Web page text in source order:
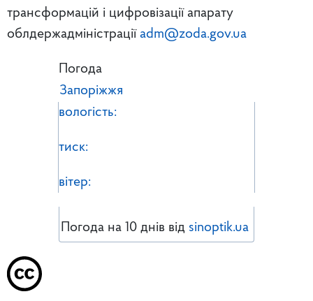
трансформацій і цифровізації апарату
облдержадміністрації adm@zoda.gov.ua
Погода
Запоріжжя
вологість:
тиск:
вітер:
Погода на 10 днів від sinoptik.ua